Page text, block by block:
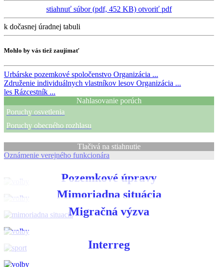
stiahnuť súbor (pdf, 452 KB) otvoriť pdf
k dočasnej úradnej tabuli
Mohlo by vás tiež zaujímať
Urbárske pozemkové spoločenstvo Organizácia ...
Združenie individuálnych vlastníkov lesov Organizácia ...
les Rázcestník ...
Nahlasovanie porúch
Poruchy osvetlenia
Poruchy obecného rozhlasu
Tlačivá na stiahnutie
Oznámenie verejného funkcionára
Pozemkové úpravy
Mimoriadna situácia
Migračná výzva
Interreg